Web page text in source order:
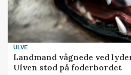
ULVE
Landmand vågnede ved
Ulven stod på foderbordet